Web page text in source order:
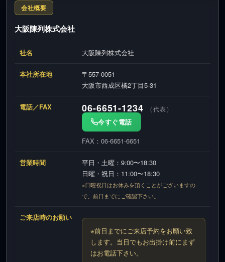
会社概要
大阪陳列株式会社
社名 大阪陳列株式会社
本社所在地
〒557-0051
大阪市西成区橘2丁目5-31
電話／FAX 06-6651-1234 （代表）
今すぐ電話
FAX：06-6651-6651
営業時間
平日・土曜：9:00〜18:30
日曜・祝日：11:00〜18:30
※日曜祝日はお休みを頂くことがございますの
で、前日までにご確認下さい。
ご来店時のお願い
※前日までにご来店予約をお願い致
します。当日でもお出掛け前にまず
はお電話下さい。